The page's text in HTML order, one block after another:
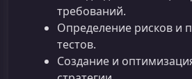
требований.
Определение рисков и
тестов.
Создание и